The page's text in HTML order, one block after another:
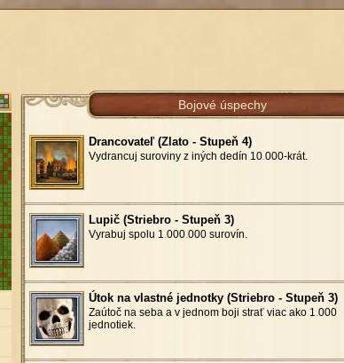
Bojové úspechy
Drancovateľ (Zlato - Stupeň 4)
Vydrancuj suroviny z iných dedín 10.000-krát.
Lupič (Striebro - Stupeň 3)
Vyrabuj spolu 1.000.000 surovín.
Útok na vlastné jednotky (Striebro - Stupeň 3)
Zaútoč na seba a v jednom boji strať viac ako 1.000
jednotiek.